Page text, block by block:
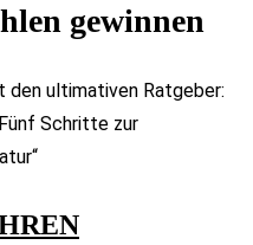
gewinnen
den ultimativen Ratgeber:
Schritte zur